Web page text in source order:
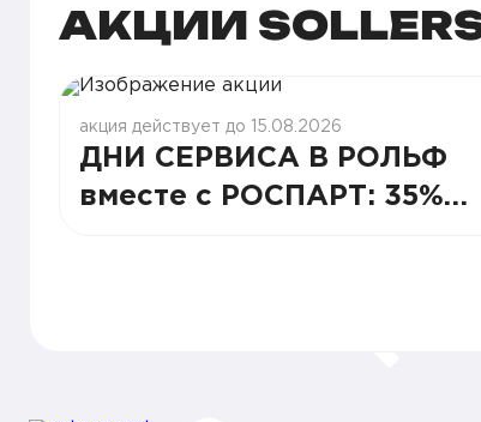
АКЦИИ
акция действует до 15.08.2026
ДНИ СЕРВИСА В РОЛЬФ
вместе с РОСПАРТ: 35%